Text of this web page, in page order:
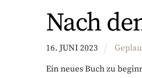
Nach
16. JUNI2023
Ein neues Buch zu